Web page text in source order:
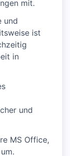
mit.
und
ist
in
und
MS Office,